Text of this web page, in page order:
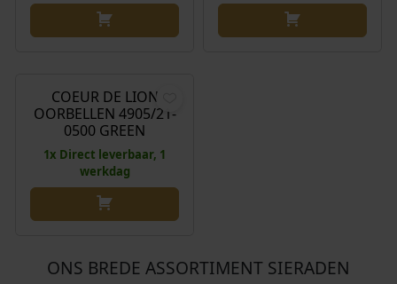
COEUR DE LION
OORBELLEN 4905/21-
0500 GREEN
1x Direct leverbaar, 1
werkdag
ONS BREDE ASSORTIMENT SIERADEN